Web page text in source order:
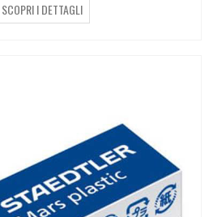
SCOPRI I DETTAGLI